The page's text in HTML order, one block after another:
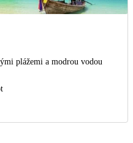
plážemi a modrou vodou